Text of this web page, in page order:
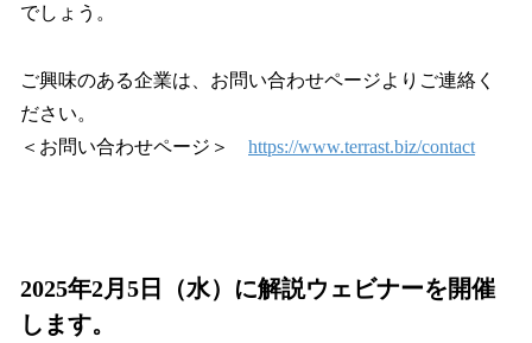
でしょう。
ご興味のある企業は、お問い合わせページよりご連絡く
ださい。
＜お問い合わせページ＞ https://www.terrast.biz/contact
2025年2月5日（水）に解説ウェビナーを開催
します。